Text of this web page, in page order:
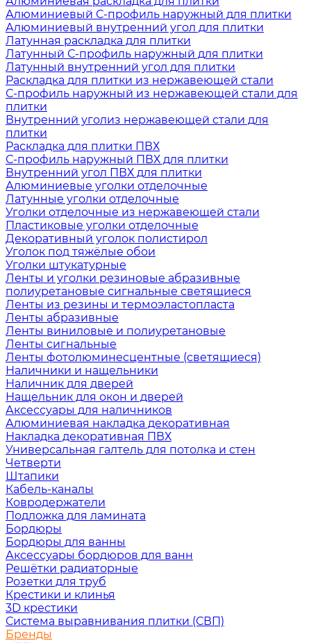
Алюминиевый С-профиль наружный для плитки
Алюминиевый внутренний угол для плитки
Латунная раскладка для плитки
Латунный С-профиль наружный для плитки
Латунный внутренний угол для плитки
Раскладка для плитки из нержавеющей стали
С-профиль наружный из нержавеющей стали для
плитки
Внутренний уголиз нержавеющей стали для
плитки
Раскладка для плитки ПВХ
С-профиль наружный ПВХ для плитки
Внутренний угол ПВХ для плитки
Алюминиевые уголки отделочные
Латунные уголки отделочные
Уголки отделочные из нержавеющей стали
Пластиковые уголки отделочные
Декоративный уголок полистирол
Уголок под тяжёлые обои
Уголки штукатурные
Ленты и уголки резиновые абразивные
полиуретановые сигнальные светящиеся
Ленты из резины и термоэластопласта
Ленты абразивные
Ленты виниловые и полиуретановые
Ленты сигнальные
Ленты фотолюминесцентные (светящиеся)
Наличники и нащельники
Наличник для дверей
Нащельник для окон и дверей
Аксессуары для наличников
Алюминиевая накладка декоративная
Накладка декоративная ПВХ
Универсальная галтель для потолка и стен
Четверти
Штапики
Кабель-каналы
Ковродержатели
Подложка для ламината
Бордюры
Бордюры для ванны
Аксессуары бордюров для ванн
Решётки радиаторные
Розетки для труб
Крестики и клинья
3D крестики
Система выравнивания плитки (СВП)
Бренды